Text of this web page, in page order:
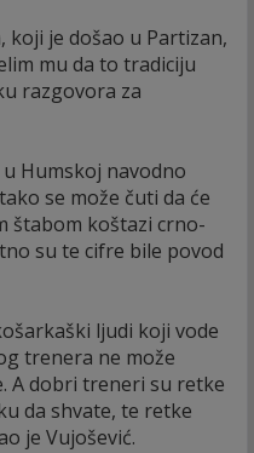
koji je došao u Partizan,
mu da to tradiciju
razgovora za
Humskoj navodno
se može čuti da će
štabom koštazi crno-
su te cifre bile povod
ljudi koji vode
trenera ne može
A dobri treneri su retke
da shvate, te retke
je Vujošević.